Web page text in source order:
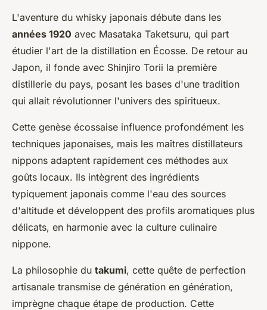
L'aventure du whisky japonais débute dans les
années 1920 avec Masataka Taketsuru, qui part
étudier l'art de la distillation en Écosse. De retour au
Japon, il fonde avec Shinjiro Torii la première
distillerie du pays, posant les bases d'une tradition
qui allait révolutionner l'univers des spiritueux.
Cette genèse écossaise influence profondément les
techniques japonaises, mais les maîtres distillateurs
nippons adaptent rapidement ces méthodes aux
goûts locaux. Ils intègrent des ingrédients
typiquement japonais comme l'eau des sources
d'altitude et développent des profils aromatiques plus
délicats, en harmonie avec la culture culinaire
nippone.
La philosophie du takumi, cette quête de perfection
artisanale transmise de génération en génération,
imprègne chaque étape de production. Cette